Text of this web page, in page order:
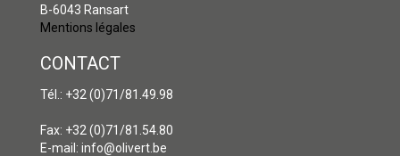
B-6043 Ransart
Mentions légales
CONTACT
Tél.: +32 (0)71/81.49.98
Fax: +32 (0)71/81.54.80
E-mail: info@olivert.be